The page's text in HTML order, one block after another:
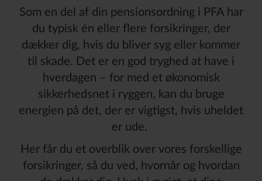
Som en del af din pensionsordning i PFA har
du typisk én eller flere forsikringer, der
dækker dig, hvis du bliver syg eller kommer
til skade. Det er en god tryghed at have i
hverdagen – for med et økonomisk
sikkerhedsnet i ryggen, kan du bruge
energien på det, der er vigtigst, hvis uheldet
er ude.
Her får du et overblik over vores forskellige
forsikringer, så du ved, hvornår og hvordan